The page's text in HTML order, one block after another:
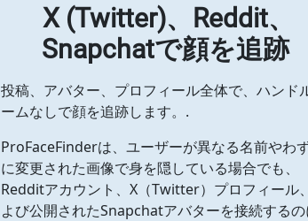
X (Twitter)、Reddit、
Snapchatで顔を追跡
投稿、アバター、プロフィール全体で、ハンド
ームなしで顔を追跡します。.
ProFaceFinderは、ユーザーが異なる名前やわ
に変更された画像で身を隠している場合でも、
Redditアカウント、X（Twitter）プロフィール
よび公開されたSnapchatアバターを接続する